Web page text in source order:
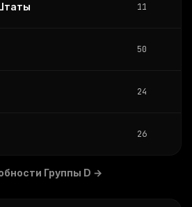
11
50
24
26
Группы D →